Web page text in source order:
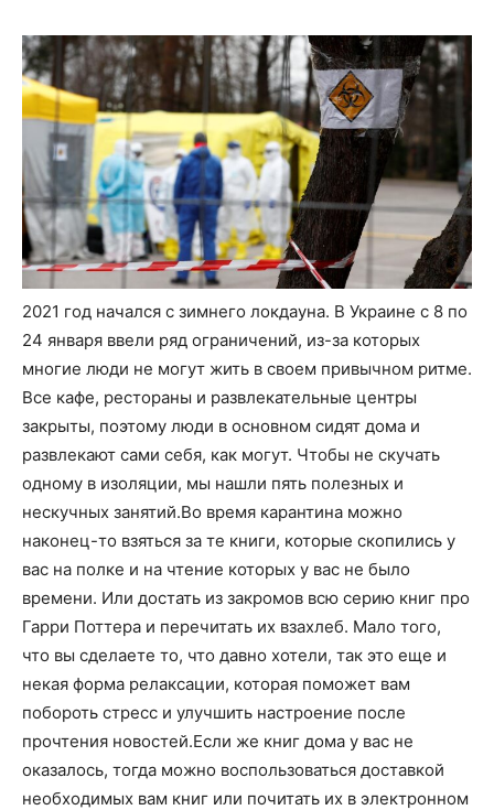
2021 год начался с зимнего локдауна. В Украине с 8 по
24 января ввели ряд ограничений, из-за которых
многие люди не могут жить в своем привычном ритме.
Все кафе, рестораны и развлекательные центры
закрыты, поэтому люди в основном сидят дома и
развлекают сами себя, как могут. Чтобы не скучать
одному в изоляции, мы нашли пять полезных и
нескучных занятий.Во время карантина можно
наконец-то взяться за те книги, которые скопились у
вас на полке и на чтение которых у вас не было
времени. Или достать из закромов всю серию книг про
Гарри Поттера и перечитать их взахлеб. Мало того,
что вы сделаете то, что давно хотели, так это еще и
некая форма релаксации, которая поможет вам
побороть стресс и улучшить настроение после
прочтения новостей.Если же книг дома у вас не
оказалось, тогда можно воспользоваться доставкой
необходимых вам книг или почитать их в электронном